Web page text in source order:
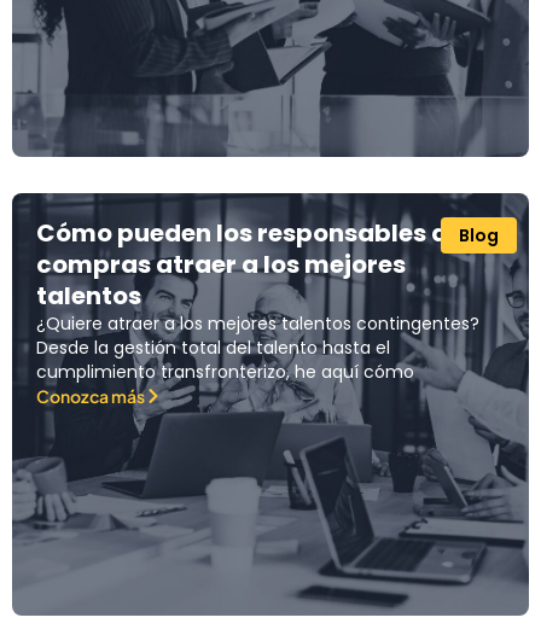
Blog
Cómo pueden los responsables de
compras atraer a los mejores
talentos
¿Quiere atraer a los mejores talentos contingentes?
Desde la gestión total del talento hasta el
cumplimiento transfronterizo, he aquí cómo
Conozca más